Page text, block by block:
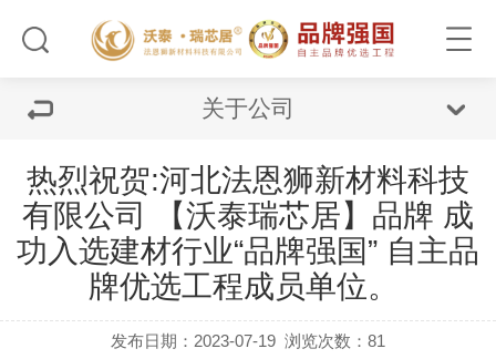
关于公司
热烈祝贺:河北法恩狮新材料科技
有限公司 ​【沃泰瑞芯居】品牌 成
功入选建材行业“品牌强国” ​自主品
牌优选工程成员单位。 ​
发布日期：2023-07-19 浏览次数：81